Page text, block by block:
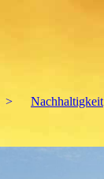
Nachhaltigkeit